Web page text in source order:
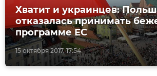
15 октября 2017, 17:54
Хватит и украинцев:
отказалась принимать
программе ЕС